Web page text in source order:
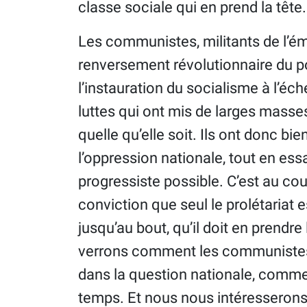
classe sociale qui en prend la tête.
Les communistes, militants de
renversement révolutionnaire du
l’instauration du socialisme à
luttes qui ont mis de larges
quelle qu’elle soit. Ils ont donc
l’oppression nationale, tout en
progressiste possible. C’est au
conviction que seul le prolétariat
jusqu’au bout, qu’il doit en
verrons comment les
dans la question nationale,
temps. Et nous nous